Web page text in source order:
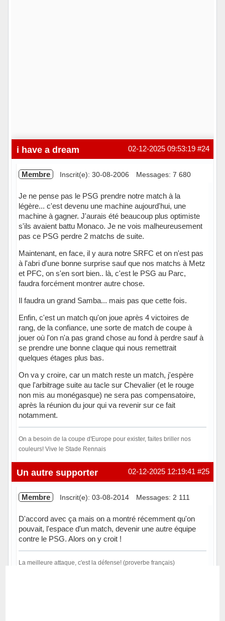
#24
02-12-2025 09:53:19
i have a dream
Membre Inscrit(e): 30-08-2006 Messages: 7 680
Je ne pense pas le PSG prendre notre match à la
légère... c'est devenu une machine aujourd'hui, une
machine à gagner. J'aurais été beaucoup plus optimiste
s'ils avaient battu Monaco. Je ne vois malheureusement
pas ce PSG perdre 2 matchs de suite.
Maintenant, en face, il y aura notre SRFC et on n'est pas
à l'abri d'une bonne surprise sauf que nos matchs à Metz
et PFC, on s'en sort bien.. là, c'est le PSG au Parc,
faudra forcément montrer autre chose.
Il faudra un grand Samba... mais pas que cette fois.
Enfin, c'est un match qu'on joue après 4 victoires de
rang, de la confiance, une sorte de match de coupe à
jouer où l'on n'a pas grand chose au fond à perdre sauf à
se prendre une bonne claque qui nous remettrait
quelques étages plus bas.
On va y croire, car un match reste un match, j'espère
que l'arbitrage suite au tacle sur Chevalier (et le rouge
non mis au monégasque) ne sera pas compensatoire,
après la réunion du jour qui va revenir sur ce fait
notamment.
On a besoin de la coupe d'Europe pour exister, faites briller nos
couleurs! Vive le Stade Rennais
Hors ligne #25
02-12-2025 12:19:41
Un autre supporter
Membre Inscrit(e): 03-08-2014 Messages: 2 111
D'accord avec ça mais on a montré récemment qu'on
pouvait, l'espace d'un match, devenir une autre équipe
contre le PSG. Alors on y croit !
La meilleure attaque, c'est la défense! (proverbe français)